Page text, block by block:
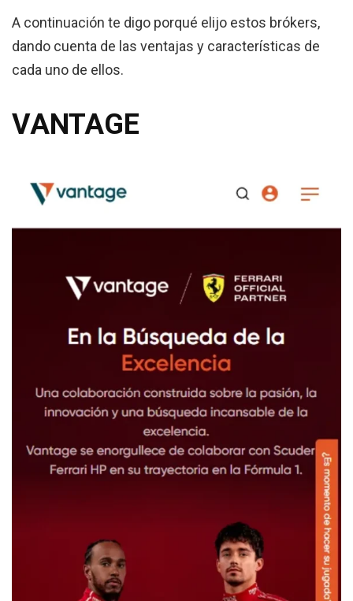
A continuación te digo porqué elijo estos brókers,
dando cuenta de las ventajas y características de
cada uno de ellos.
VANTAGE